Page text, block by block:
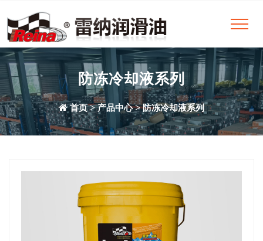
防冻冷却液系列
首页>产品中心>防冻冷却液系列